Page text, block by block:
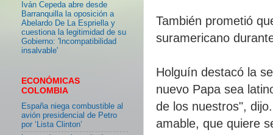
También prometió
suramericano
Holguín destacó la
nuevo Papa sea
de los nuestros",
amable, que quiere
Iván Cepeda abre desde
Barranquilla la oposición a
Abelardo De La Espriella y
cuestiona la legitimidad de su
Gobierno: 'Incompatibilidad
insalvable'
ECONÓMICAS
COLOMBIA
España niega combustible al
avión presidencial de Petro
por ‘Lista Clinton’